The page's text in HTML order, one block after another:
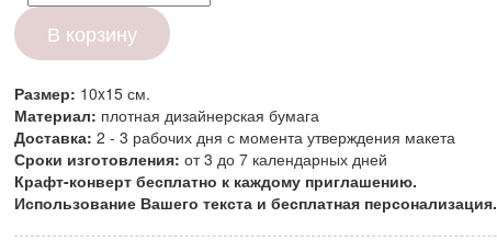
В корзину
Размер: 10x15 см.
Материал: плотная дизайнерская бумага
Доставка: 2 - 3 рабочих дня с момента утверждения макета
Сроки изготовления: от 3 до 7 календарных дней
Крафт-конверт бесплатно к каждому приглашению.
Использование Вашего текста и бесплатная персонализация.